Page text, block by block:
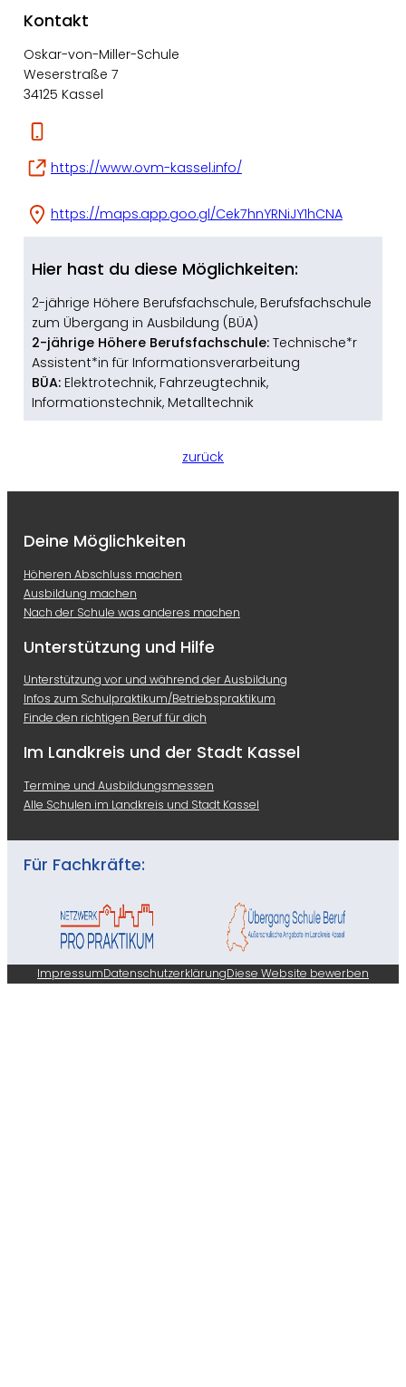
Kontakt
Oskar-von-Miller-Schule
Weserstraße 7
34125 Kassel
https://www.ovm-kassel.info/
https://maps.app.goo.gl/Cek7hnYRNiJY1hCNA
Hier hast du diese Möglichkeiten:
2-jährige Höhere Berufsfachschule, Berufsfachschule
zum Übergang in Ausbildung (BÜA)
2-jährige Höhere Berufsfachschule: Technische*r
Assistent*in für Informationsverarbeitung
BÜA: Elektrotechnik, Fahrzeugtechnik,
Informationstechnik, Metalltechnik
zurück
Deine Möglichkeiten
Höheren Abschluss machen
Ausbildung machen
Nach der Schule was anderes machen
Unterstützung und Hilfe
Unterstützung vor und während der Ausbildung
Infos zum Schulpraktikum/Betriebspraktikum
Finde den richtigen Beruf für dich
Im Landkreis und der Stadt Kassel
Termine und Ausbildungsmessen
Alle Schulen im Landkreis und Stadt Kassel
Für Fachkräfte:
ImpressumDatenschutzerklärungDiese Website bewerben